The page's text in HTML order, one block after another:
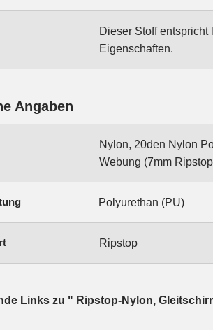
Dieser Stoff
Eigenschaften.
Angaben
Nylon, 20den Nylon
Webung (7mm
Polyurethan (PU)
Ripstop
Links zu " Ripstop-Nylon,